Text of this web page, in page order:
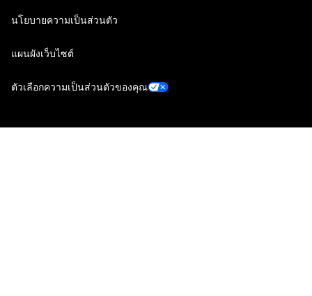
นโยบายความเป็นส่วนตัว
แผนผังเว็บไซต์
ตัวเลือกความเป็นส่วนตัวของคุณ